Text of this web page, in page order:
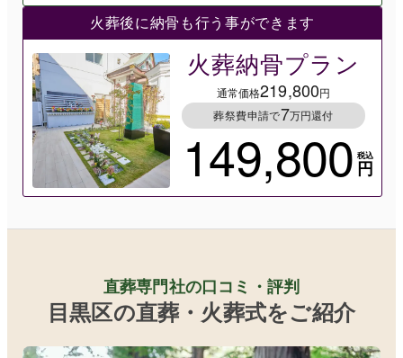
火葬後に納骨も行う事ができます
火葬納骨プラン
通常価格219,800 円
葬祭費申請で7万円還付
149,800 税込
円
直葬専門社の口コミ・評判
目黒区の直葬・火葬式をご紹介